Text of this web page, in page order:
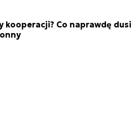
kooperacji? Co naprawdę dusi